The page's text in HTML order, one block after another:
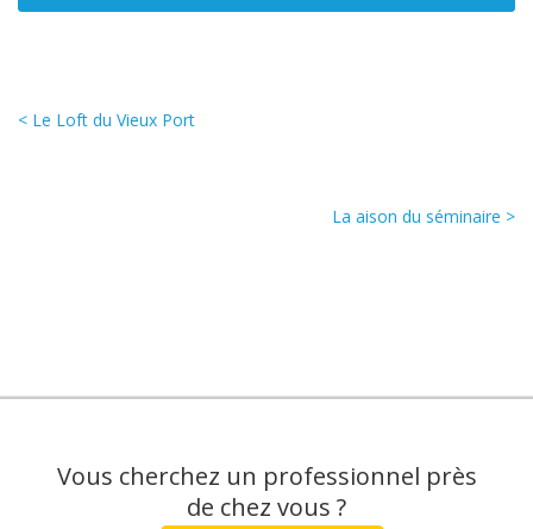
< Le Loft du Vieux Port
La aison du séminaire >
Vous cherchez un professionnel près